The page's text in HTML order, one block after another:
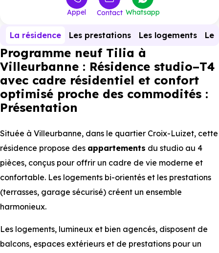
Appel Contact Whatsapp
La résidence Les prestations Les logements Le
Programme neuf Tilia à
Villeurbanne : Résidence studio–T4
avec cadre résidentiel et confort
optimisé proche des commodités :
Présentation
Située à Villeurbanne, dans le quartier Croix-Luizet, cette
résidence propose des appartements du studio au 4
pièces, conçus pour offrir un cadre de vie moderne et
confortable. Les logements bi-orientés et les prestations
(terrasses, garage sécurisé) créent un ensemble
harmonieux.
Les logements, lumineux et bien agencés, disposent de
balcons, espaces extérieurs et de prestations pour un